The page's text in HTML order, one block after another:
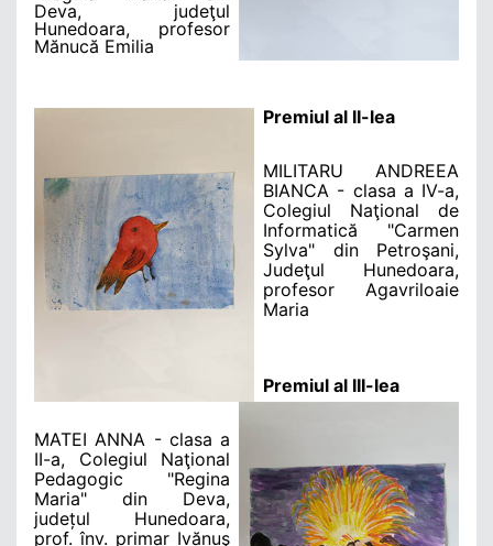
Deva, judeţul
Hunedoara, profesor
Mănucă Emilia
Premiul al II-lea
MILITARU ANDREEA
BIANCA - clasa a IV-a,
Colegiul Naţional de
Informatică "Carmen
Sylva" din Petroşani,
Judeţul Hunedoara,
profesor Agavriloaie
Maria
Premiul al III-lea
MATEI ANNA - clasa a
II-a, Colegiul Naţional
Pedagogic "Regina
Maria" din Deva,
județul Hunedoara,
prof. înv. primar Ivănuş